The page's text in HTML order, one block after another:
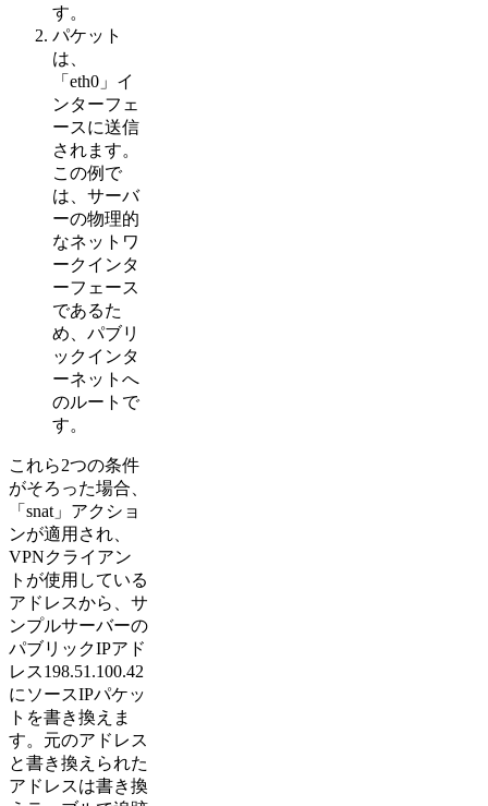
す。
パケット
は、
「eth0」イ
ンターフェ
ースに送信
されます。
この例で
は、サーバ
ーの物理的
なネットワ
ークインタ
ーフェース
であるた
め、パブリ
ックインタ
ーネットへ
のルートで
す。
これら2つの条件
がそろった場合、
「snat」アクショ
ンが適用され、
VPNクライアン
トが使用している
アドレスから、サ
ンプルサーバーの
パブリックIPアド
レス198.51.100.42
にソースIPパケッ
トを書き換えま
す。元のアドレス
と書き換えられた
アドレスは書き換